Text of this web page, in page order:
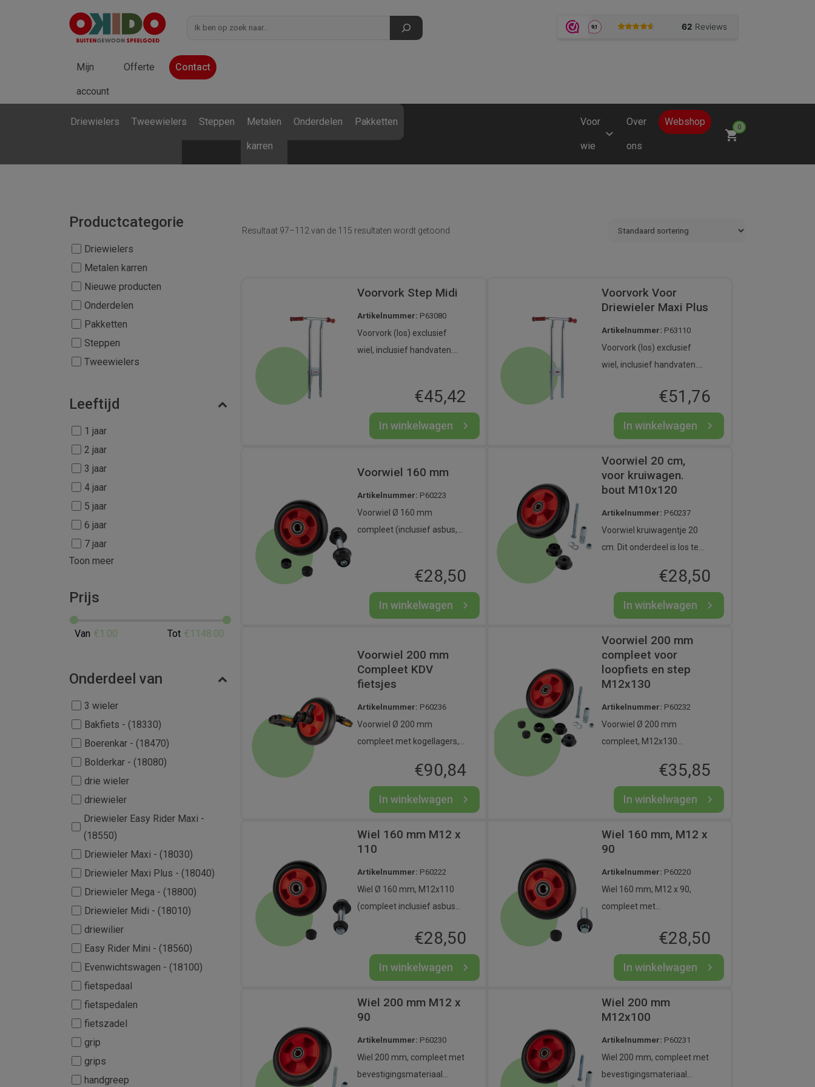
Mijn
account
Offerte Contact
Driewielers Tweewielers Steppen Metalen
karren
Onderdelen Pakketten Voor
wie
Over
ons
Webshop 0
met kunststof
Productcategorie
Driewielers
Metalen karren
Nieuwe producten
Onderdelen
Pakketten
Steppen
Tweewielers
Leeftijd
1 jaar
2 jaar
3 jaar
4 jaar
5 jaar
6 jaar
7 jaar
Toon meer
Prijs
€1.00 €1148.00
Onderdeel van
3 wieler
Bakfiets - (18330)
Boerenkar - (18470)
Bolderkar - (18080)
drie wieler
driewieler
Driewieler Easy Rider Maxi -
(18550)
Driewieler Maxi - (18030)
Driewieler Maxi Plus - (18040)
Driewieler Mega - (18800)
Driewieler Midi - (18010)
driewilier
Easy Rider Mini - (18560)
Evenwichtswagen - (18100)
fietspedaal
fietspedalen
fietszadel
grip
grips
handgreep
Resultaat 97–112 van de 115 resultaten wordt getoond
Voorvork Step Midi
Artikelnummer: P63080
Voorvork (los) exclusief
wiel, inclusief handvaten.
€45,42
In winkelwagen
Voorvork Voor
Driewieler Maxi Plus
Artikelnummer: P63110
Voorvork (los) exclusief
wiel, inclusief handvaten.
maxi plus, artikelnummer:
10040
€51,76
In winkelwagen
Voorwiel 160 mm
Artikelnummer: P60223
Voorwiel Ø 160 mm
compleet (inclusief asbus,
moerbeschermkappen).
€28,50
In winkelwagen
Voorwiel 20 cm,
voor kruiwagen.
bout M10x120
Artikelnummer: P60237
Voorwiel kruiwagentje 20
cm. Dit onderdeel is los te
Looptandem en de Step
Midi.
€28,50
In winkelwagen
Voorwiel 200 mm
Compleet KDV
fietsjes
Artikelnummer: P60236
Voorwiel Ø 200 mm
compleet met kogellagers,
Duw Voertuigen).
€90,84
In winkelwagen
Voorwiel 200 mm
compleet voor
loopfiets en step
M12x130
Artikelnummer: P60232
Voorwiel Ø 200 mm
compleet, M12x130
afstandhouders,
bevestigingsmaterialen en
moerbeschermkappen).
€35,85
In winkelwagen
Wiel 160 mm M12 x
110
Artikelnummer: P60222
Wiel Ø 160 mm, M12x110
(compleet inclusief asbus
€28,50
In winkelwagen
Wiel 160 mm, M12 x
90
Artikelnummer: P60220
Wiel 160 mm, M12 x 90,
compleet met
M12x90, asbus, dop. Wiel is
uitgevoerd met dubbel
kogellager.
€28,50
In winkelwagen
Wiel 200 mm M12 x
90
Artikelnummer: P60230
Wiel 200 mm, compleet met
bevestigingsmateriaal
Wiel 200 mm
M12x100
Artikelnummer: P60231
Wiel 200 mm, compleet met
bevestigingsmateriaal